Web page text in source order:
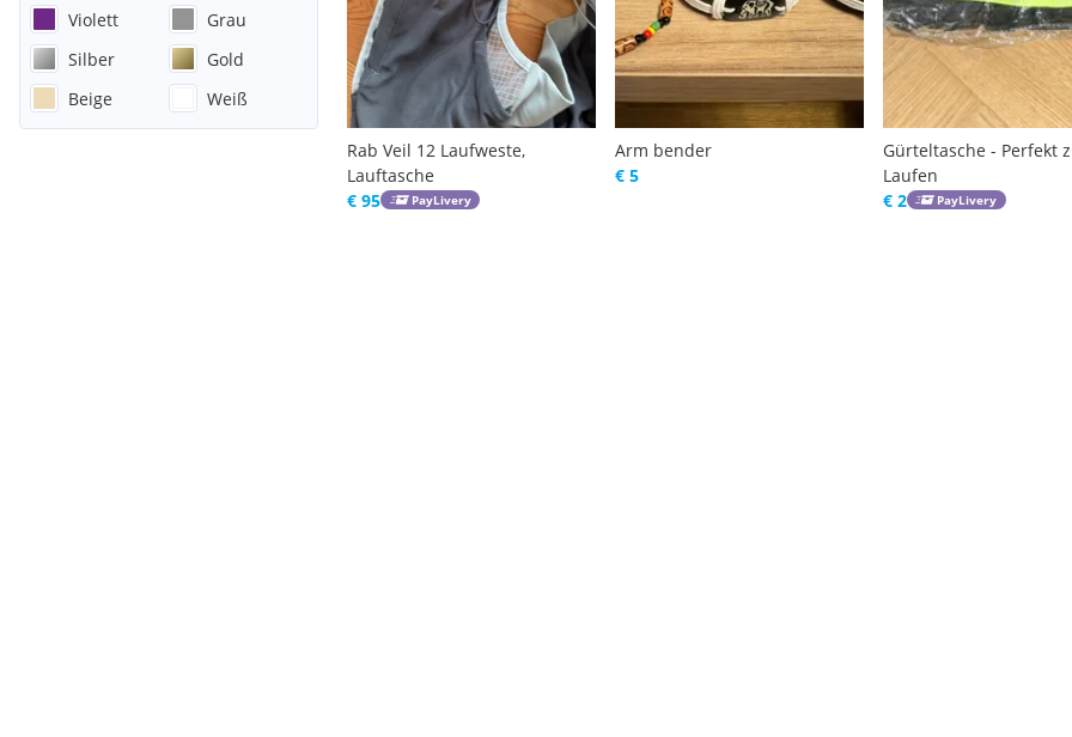
Violett
Grau
Silber
Gold
Beige
Weiß
Rab Veil 12 Laufweste,
Lauftasche
€ 95
PayLivery
Arm bender
€ 5
Gürteltasche - Perfekt
Laufen
€ 2
PayLivery